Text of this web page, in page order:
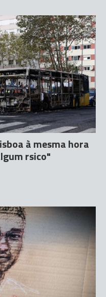
à mesma hora
rsico"